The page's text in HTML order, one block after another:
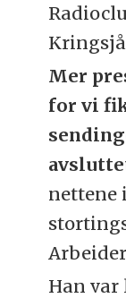
Mer
for vi
nettene
Han var